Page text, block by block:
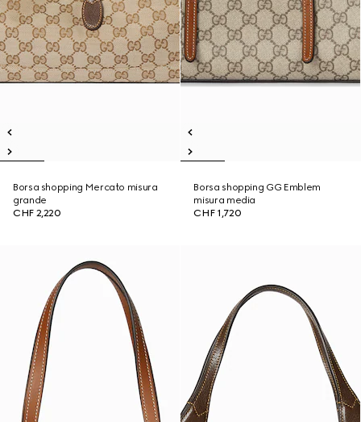
Borsa shopping Mercato misura
grande
CHF 2,220
Borsa shopping GG Emblem
misura media
CHF 1,720